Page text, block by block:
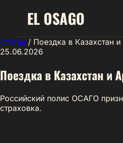
EL OSAGO
Статьи / Поездка в Казахстан
25.06.2026
Поездка в Казахстан и
Российский полис ОСАГО
страховка.